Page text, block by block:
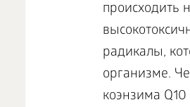
происходить
радикалы,
организме.
коэнзима